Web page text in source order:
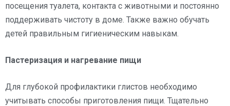
посещения туалета, контакта с животными и постоянно
поддерживать чистоту в доме. Также важно обучать
детей правильным гигиеническим навыкам.
Пастеризация и нагревание пищи
Для глубокой профилактики глистов необходимо
учитывать способы приготовления пищи. Тщательно